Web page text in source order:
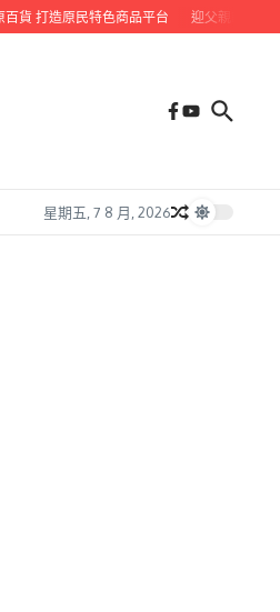
貨 打造原民特色商品平台 迎父親節 九如
星期五, 7 8 月, 2026